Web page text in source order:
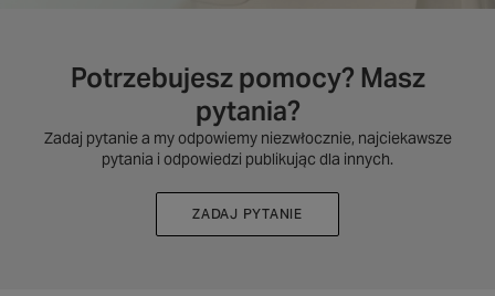
Potrzebujesz pomocy? Masz
pytania?
Zadaj pytanie a my odpowiemy niezwłocznie, najciekawsze
pytania i odpowiedzi publikując dla innych.
ZADAJ PYTANIE